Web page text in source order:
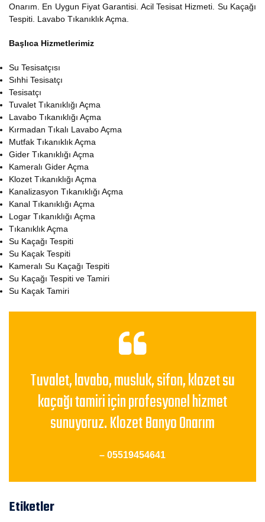
Onarım. En Uygun Fiyat Garantisi. Acil Tesisat Hizmeti. Su Kaçağı
Tespiti. Lavabo Tıkanıklık Açma.
Başlıca Hizmetlerimiz
Su Tesisatçısı
Sıhhi Tesisatçı
Tesisatçı
Tuvalet Tıkanıklığı Açma
Lavabo Tıkanıklığı Açma
Kırmadan Tıkalı Lavabo Açma
Mutfak Tıkanıklık Açma
Gider Tıkanıklığı Açma
Kameralı Gider Açma
Klozet Tıkanıklığı Açma
Kanalizasyon Tıkanıklığı Açma
Kanal Tıkanıklığı Açma
Logar Tıkanıklığı Açma
Tıkanıklık Açma
Su Kaçağı Tespiti
Su Kaçak Tespiti
Kameralı Su Kaçağı Tespiti
Su Kaçağı Tespiti ve Tamiri
Su Kaçak Tamiri
Tuvalet, lavabo, musluk, sifon, klozet su
kaçağı tamiri için profesyonel hizmet
sunuyoruz. Klozet Banyo Onarım
– 05519454641
Etiketler